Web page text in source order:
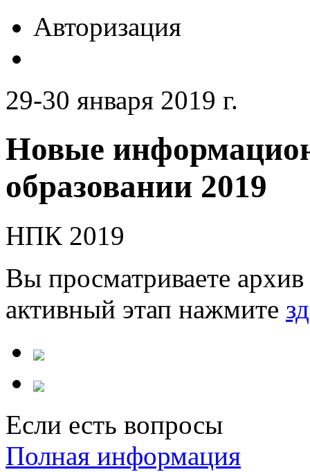
Авторизация
29-30 января 2019 г.
Новые
образовании 2019
НПК 2019
Вы просматриваете
активный этап нажмите
Если есть вопросы
Полная информация